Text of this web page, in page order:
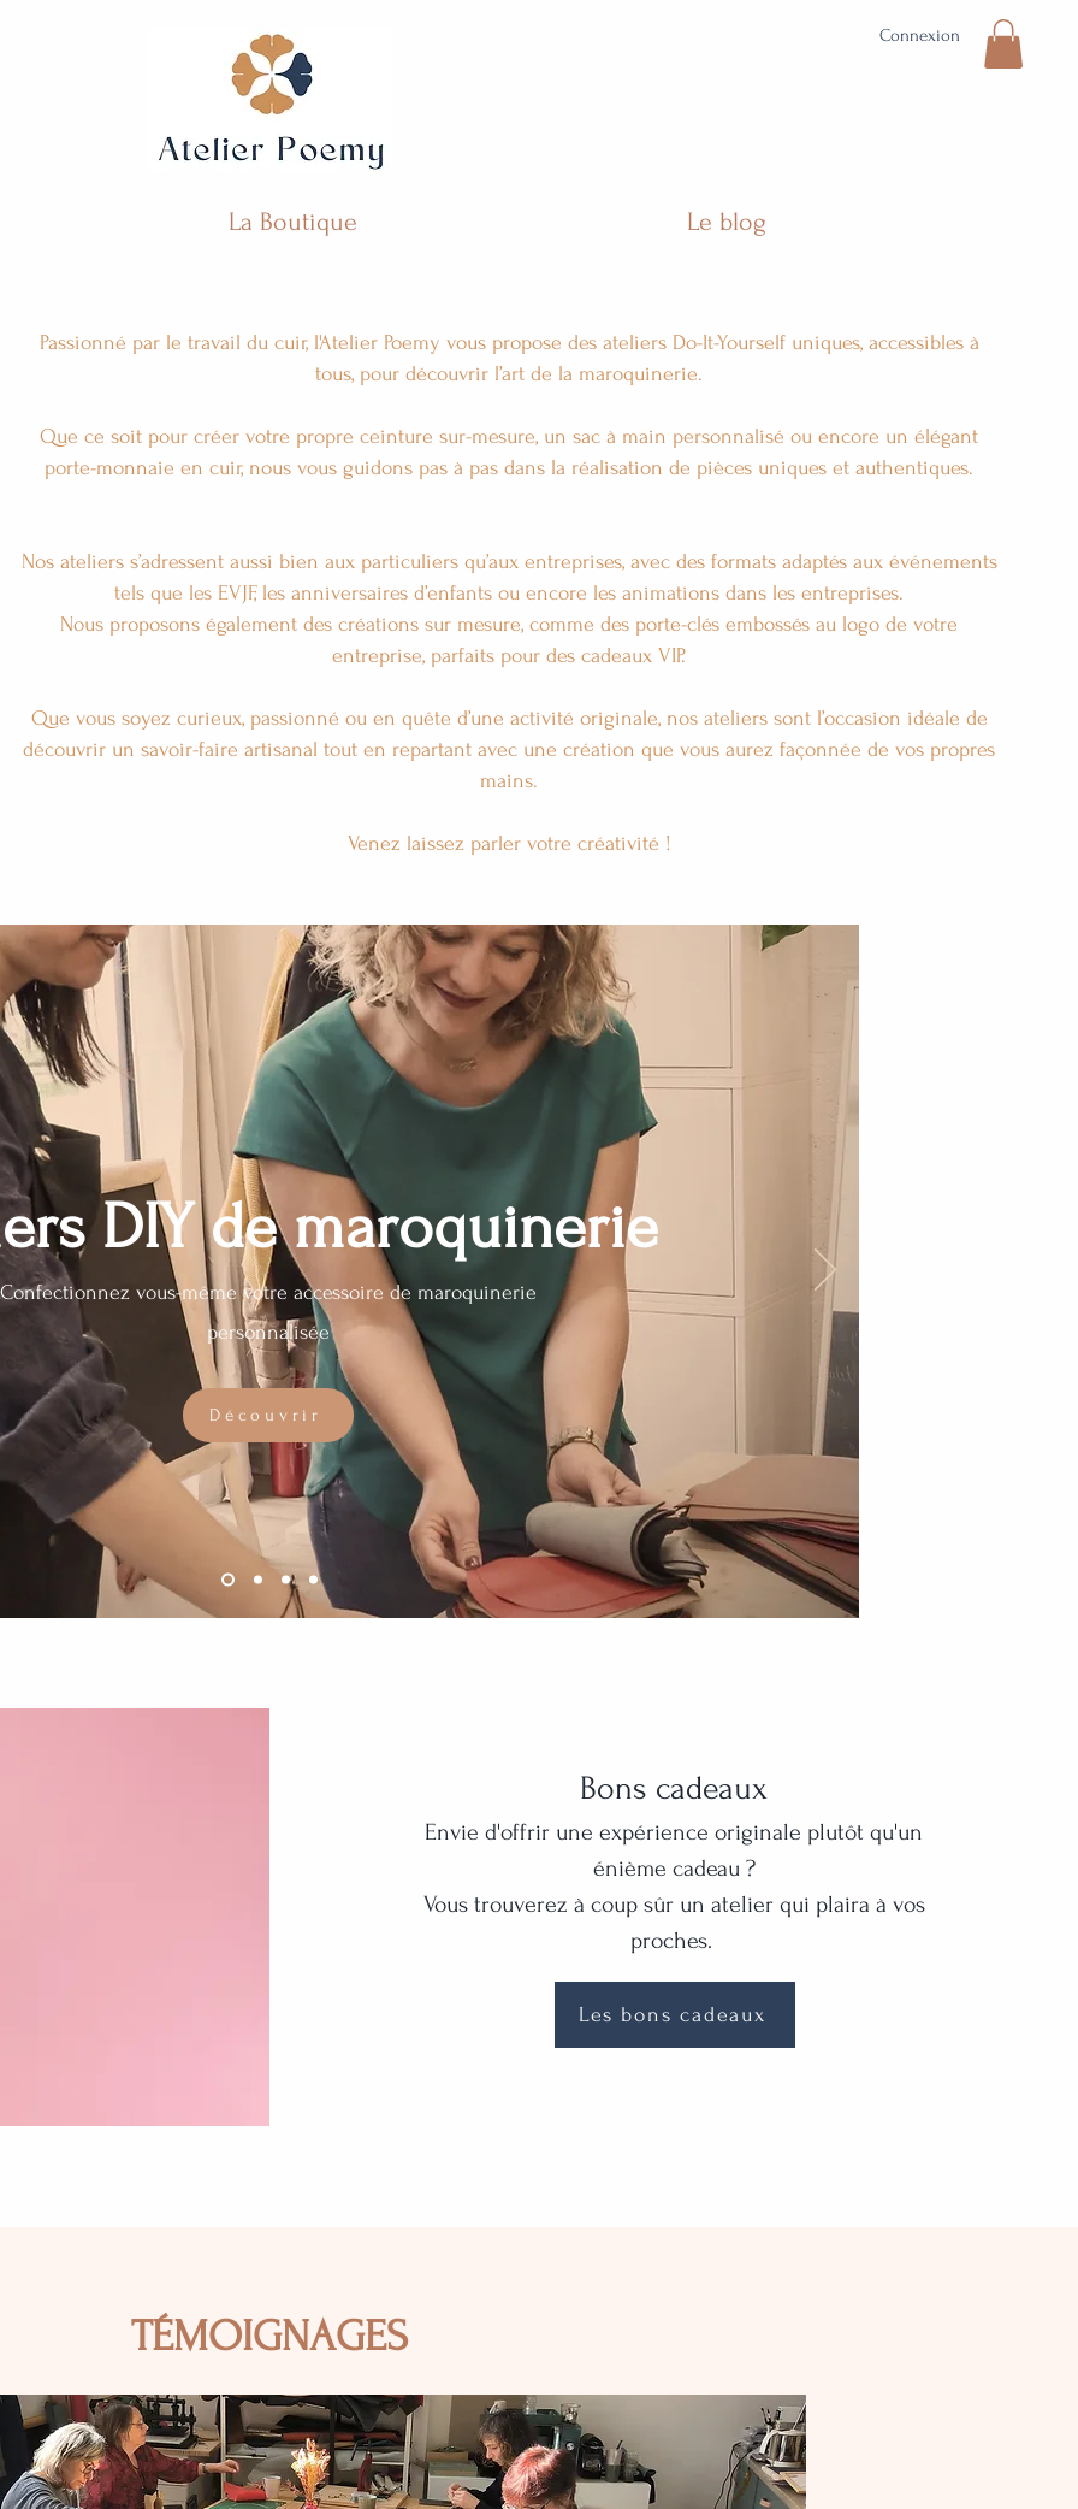
Connexion
La Boutique Le blog
Passionné par le travail du cuir, l'Atelier Poemy vous propose des ateliers Do-It-Yourself uniques, accessibles à
tous, pour découvrir l’art de la maroquinerie.
Que ce soit pour créer votre propre ceinture sur-mesure, un sac à main personnalisé ou encore un élégant
porte-monnaie en cuir, nous vous guidons pas à pas dans la réalisation de pièces uniques et authentiques.
Nos ateliers s’adressent aussi bien aux particuliers qu’aux entreprises, avec des formats adaptés aux événements
tels que les EVJF, les anniversaires d’enfants ou encore les animations dans les entreprises.
Nous proposons également des créations sur mesure, comme des porte-clés embossés au logo de votre
entreprise, parfaits pour des cadeaux VIP.
Que vous soyez curieux, passionné ou en quête d’une activité originale, nos ateliers sont l’occasion idéale de
découvrir un savoir-faire artisanal tout en repartant avec une création que vous aurez façonnée de vos propres
mains.
Venez laissez parler votre créativité !
DIY de maroquinerie
Confectionnez vous-même votre accessoire de maroquinerie
personnalisée
Découvrir
Bons cadeaux
Envie d'offrir une expérience originale plutôt qu'un
énième cadeau ?
Vous trouverez à coup sûr un atelier qui plaira à vos
proches.
Les bons cadeaux
TÉMOIGNAGES